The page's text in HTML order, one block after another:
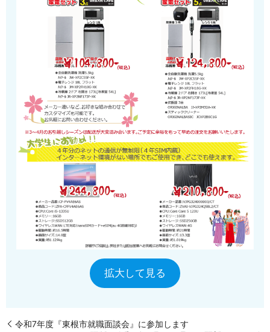
拡大して見る
令和7年度『東根市就職面談会』に参加します